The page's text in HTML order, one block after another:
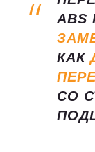
КАК
СО